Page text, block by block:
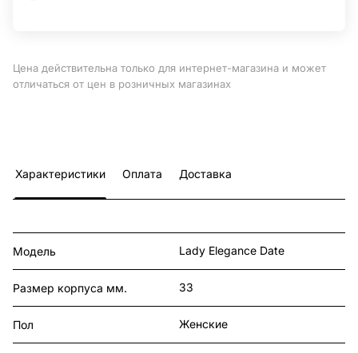
Цена действительна только для интернет-магазина и может
отличаться от цен в розничных магазинах
Характеристики Оплата Доставка
Модель Lady Elegance Date
Размер корпуса мм. 33
Пол Женские